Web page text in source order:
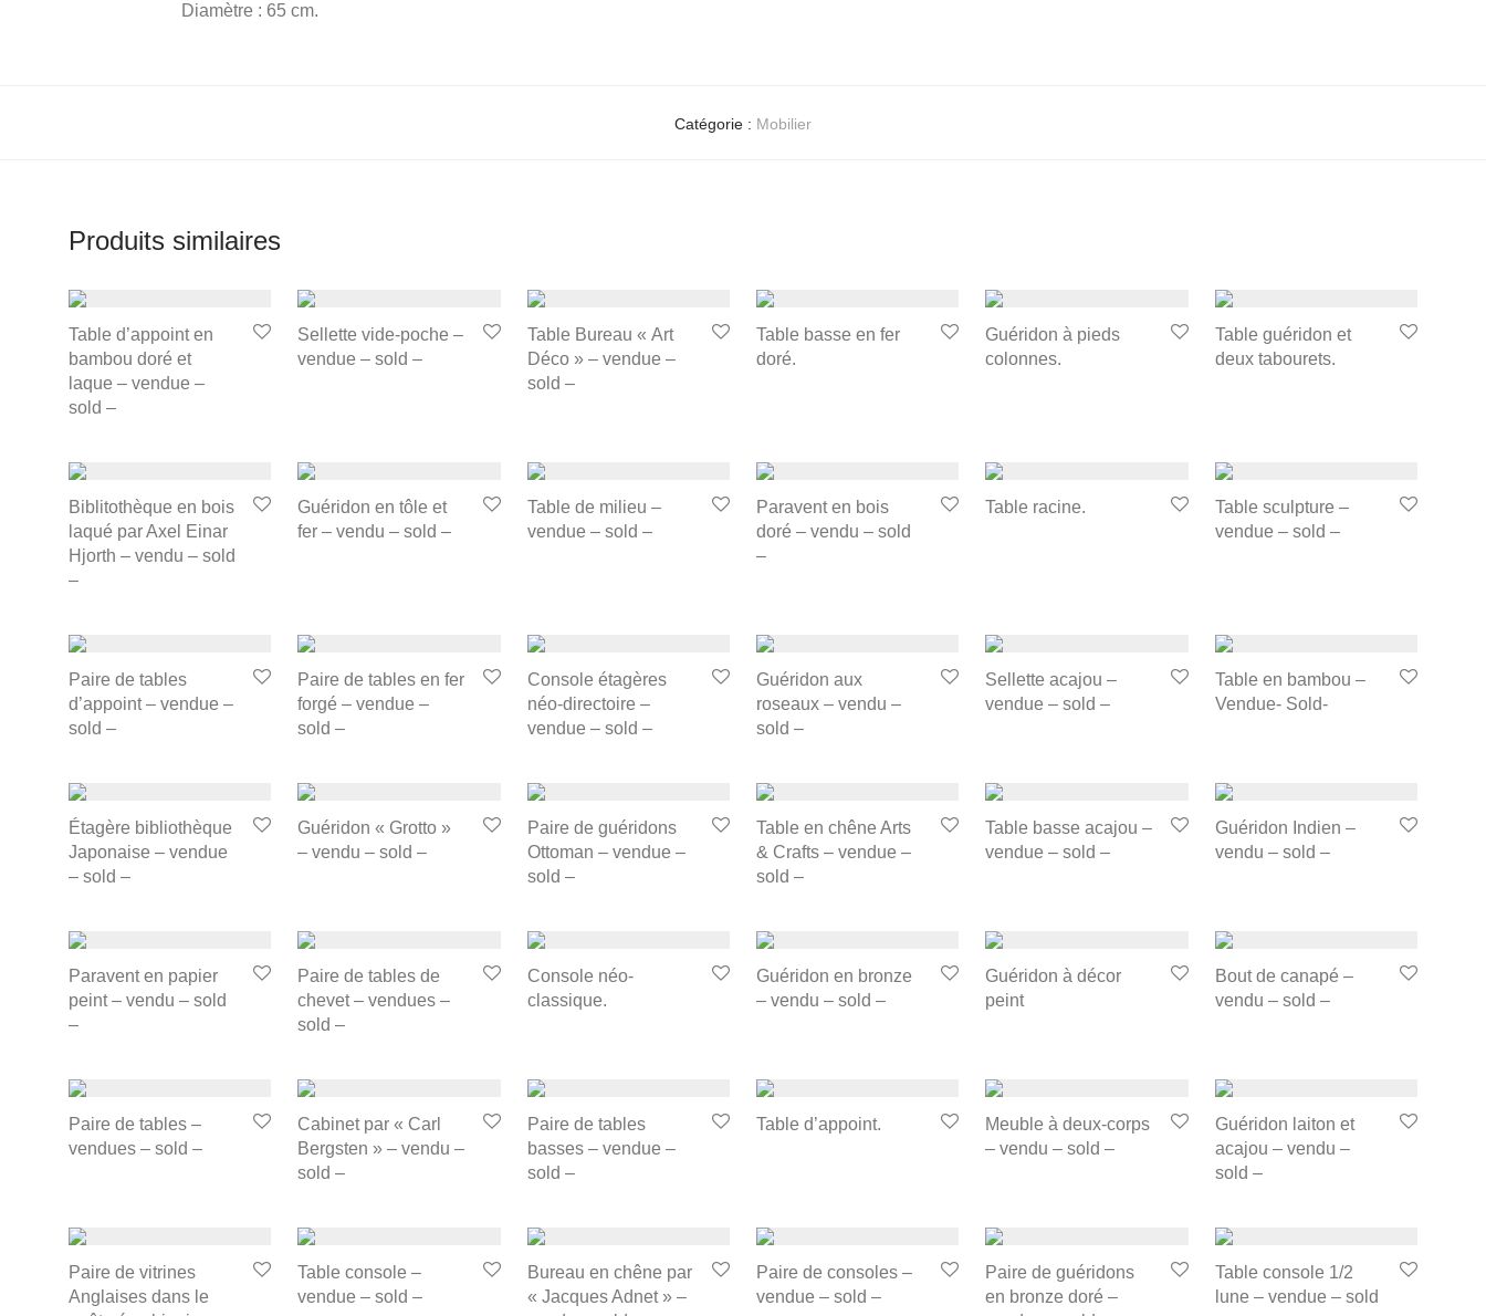
Diamètre : 65 cm.
Catégorie : Mobilier
Produits similaires
Table d’appoint en
bambou doré et
laque – vendue –
sold –
Sellette vide-poche –
vendue – sold –
Table Bureau « Art
Déco » – vendue –
sold –
Table basse en fer
doré.
Guéridon à pieds
colonnes.
Table guéridon et
deux tabourets.
Biblitothèque en bois
laqué par Axel Einar
Hjorth – vendu – sold
–
Guéridon en tôle et
fer – vendu – sold –
Table de milieu –
vendue – sold –
Paravent en bois
doré – vendu – sold
–
Table racine.
Table sculpture –
vendue – sold –
Paire de tables
d’appoint – vendue –
sold –
Paire de tables en fer
forgé – vendue –
sold –
Console étagères
néo-directoire –
vendue – sold –
Guéridon aux
roseaux – vendu –
sold –
Sellette acajou –
vendue – sold –
Table en bambou –
Vendue- Sold-
Étagère bibliothèque
Japonaise – vendue
– sold –
Guéridon « Grotto »
– vendu – sold –
Paire de guéridons
Ottoman – vendue –
sold –
Table en chêne Arts
& Crafts – vendue –
sold –
Table basse acajou –
vendue – sold –
Guéridon Indien –
vendu – sold –
Paravent en papier
peint – vendu – sold
–
Paire de tables de
chevet – vendues –
sold –
Console néo-
classique.
Guéridon en bronze
– vendu – sold –
Guéridon à décor
peint
Bout de canapé –
vendu – sold –
Paire de tables –
vendues – sold –
Cabinet par « Carl
Bergsten » – vendu –
sold –
Paire de tables
basses – vendue –
sold –
Table d’appoint.
Meuble à deux-corps
– vendu – sold –
Guéridon laiton et
acajou – vendu –
sold –
Paire de vitrines
Anglaises dans le
Table console –
vendue – sold –
Bureau en chêne par
« Jacques Adnet » –
Paire de consoles –
vendue – sold –
Paire de guéridons
en bronze doré –
Table console 1/2
lune – vendue – sold